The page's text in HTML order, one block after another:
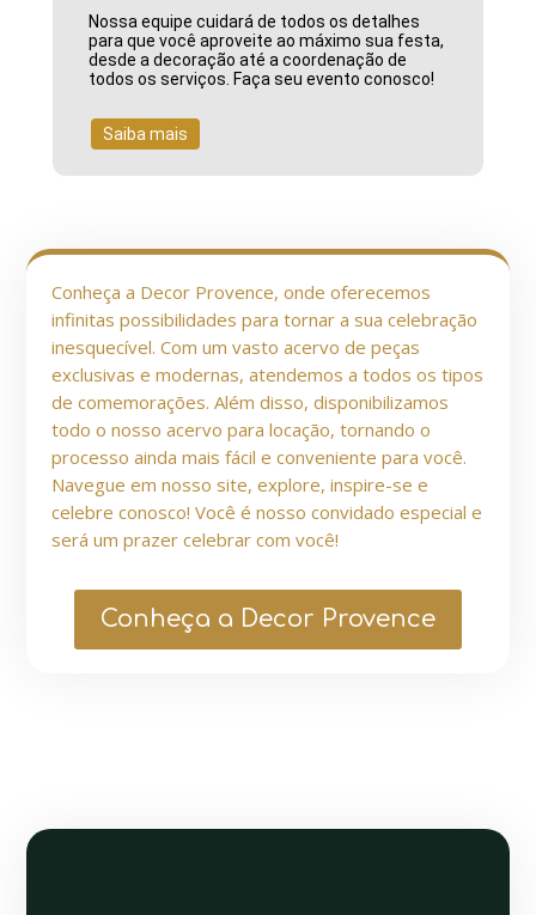
Nossa equipe cuidará de todos os detalhes
para que você aproveite ao máximo sua festa,
desde a decoração até a coordenação de
todos os serviços. Faça seu evento conosco!
Saiba mais
Conheça a Decor Provence, onde oferecemos
infinitas possibilidades para tornar a sua celebração
inesquecível. Com um vasto acervo de peças
exclusivas e modernas, atendemos a todos os tipos
de comemorações. Além disso, disponibilizamos
todo o nosso acervo para locação, tornando o
processo ainda mais fácil e conveniente para você.
Navegue em nosso site, explore, inspire-se e
celebre conosco! Você é nosso convidado especial e
será um prazer celebrar com você!
Conheça a Decor Provence